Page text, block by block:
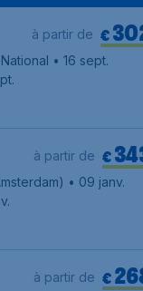
€
à partir de
• 16 sept.
€
à partir de
• 09 janv.
€
à partir de